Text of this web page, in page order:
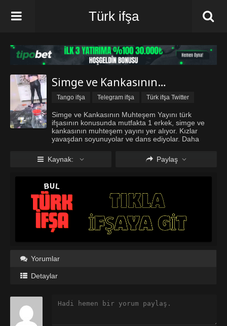
Türk ifşa
Simge ve Kankasının Muhteşem Yayını
Tango ifşa Telegram ifşa Türk ifşa Twitter
Üniversiteli ifşa
Simge ve Kankasının Muhteşem Yayını türk
ifşasının konusunda mutfakta 1 erkek, simge ve
kankasının muhteşem yayını yer alıyor. Kızlar
yavaşdan soyunuyolar ve dans ediyolar. Daha
Turkifsabul.com iyi seyirler diler.
Kaynak: Paylaş
Yorumlar
Detaylar